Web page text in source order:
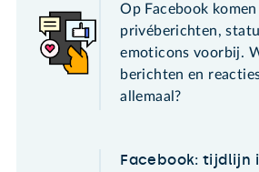
Op Facebook
privéberichten,
emoticons voorbij.
berichten en
allemaal?
Facebook: tijdlijn